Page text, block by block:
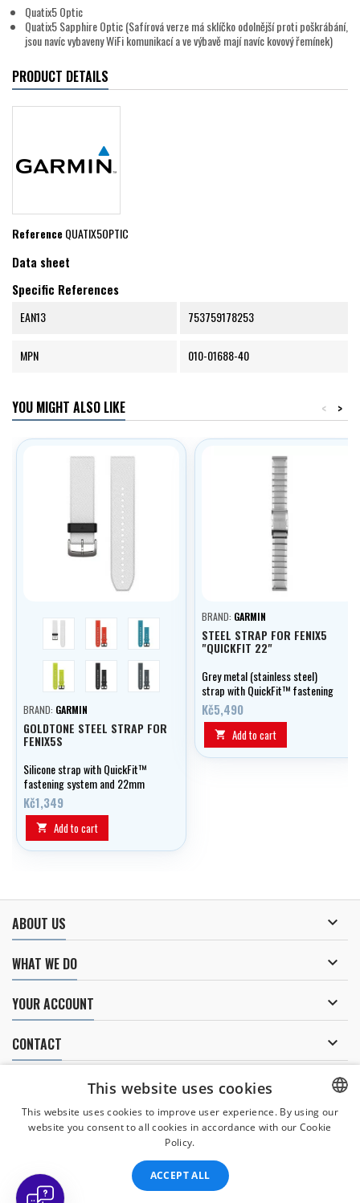
Quatix5 Optic
Quatix5 Sapphire Optic (Safírová verze má sklíčko odolnější proti poškrábání,
jsou navíc vybaveny WiFi komunikací a ve výbavě mají navíc kovový řemínek)
PRODUCT DETAILS
ReferenceQUATIX5OPTIC
Data sheet
Specific References
EAN13 753759178253
MPN 010-01688-40
YOU MIGHT ALSO LIKE >
<
white red blue
yellow black modrošedá
BRAND: GARMIN
GOLDTONE STEEL STRAP FOR
FENIX5S
Silicone strap with QuickFit™
fastening system and 22mm
width, suitable for fenix5 AND
Quatix5 watches.
Kč1,349
 Add to cart
BRAND: GARMIN
STEEL STRAP FOR FENIX5
"QUICKFIT 22"
Grey metal (stainless steel)
strap with QuickFit™ fastening
system and 22mm width,
suitable for fenix5, Quatix5,
Forerunner 935 and Approach
S60 watches
Kč5,490
 Add to cart
ABOUT US 
WHAT WE DO 
YOUR ACCOUNT 
CONTACT 
NEWSLETTER
the processing of personal data
CZECH
This website uses cookies
This website uses cookies to improve user experience. By using our
website you consent to all cookies in accordance with our Cookie
Policy.
ACCEPT ALL